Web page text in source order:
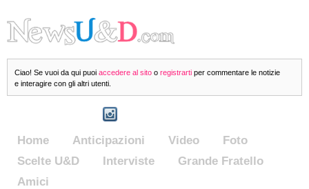
Ciao! Se vuoi da qui puoi accedere al sito o registrarti per commentare le notizie
e interagire con gli altri utenti.
Home Anticipazioni Video
Foto
Scelte U&D
Interviste
Grande Fratello
Amici